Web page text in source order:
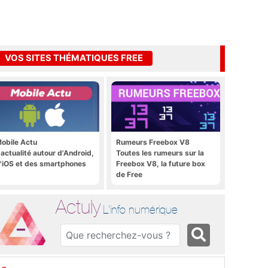
VOS SITES THÉMATIQUES FREE
Actu
autour d'Android,
et des smartphones
Rumeurs Freebox V8
Toutes les rumeurs sur la
Freebox V8, la future box
de Free
Actuly L'info numérique